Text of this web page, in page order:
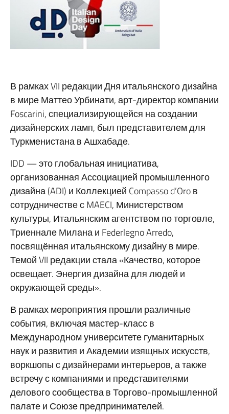
В рамках VII редакции Дня итальянского дизайна
в мире Маттео Урбинати, арт-директор компании
Foscarini, специализирующейся на создании
дизайнерских ламп, был представителем для
Туркменистана в Ашхабаде.
IDD — это глобальная инициатива,
организованная Ассоциацией промышленного
дизайна (ADI) и Коллекцией Compasso d’Oro в
сотрудничестве с MAECI, Министерством
культуры, Итальянским агентством по торговле,
Триеннале Милана и Federlegno Arredo,
посвящённая итальянскому дизайну в мире.
Темой VII редакции стала «Качество, которое
освещает. Энергия дизайна для людей и
окружающей среды».
В рамках мероприятия прошли различные
события, включая мастер-класс в
Международном университете гуманитарных
наук и развития и Академии изящных искусств,
воркшопы с дизайнерами интерьеров, а также
встречу с компаниями и представителями
делового сообщества в Торгово-промышленной
палате и Союзе предпринимателей.